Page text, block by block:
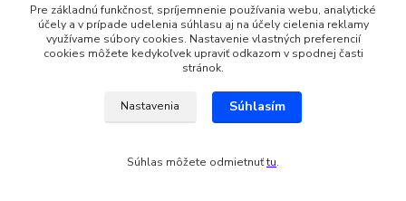
Pre základnú funkčnosť, spríjemnenie používania webu, analytické
účely a v prípade udelenia súhlasu aj na účely cielenia reklamy
využívame súbory cookies. Nastavenie vlastných preferencií
cookies môžete kedykoľvek upraviť odkazom v spodnej časti
stránok.
Nastavenia Súhlasím
Súhlas môžete odmietnuťtu.